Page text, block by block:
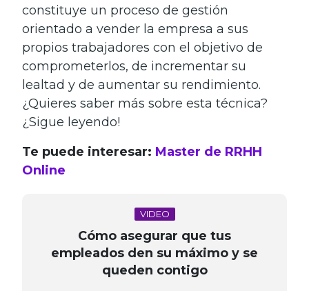
constituye un proceso de gestión
orientado a vender la empresa a sus
propios trabajadores con el objetivo de
comprometerlos, de incrementar su
lealtad y de aumentar su rendimiento.
¿Quieres saber más sobre esta técnica?
¿Sigue leyendo!
Te puede interesar: Master de RRHH
Online
VIDEO
Cómo asegurar que tus
empleados den su máximo y se
queden contigo